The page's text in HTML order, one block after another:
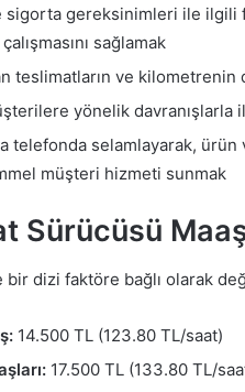
sigorta gereksinimleri ile
sağlamak
teslimatların ve kilometrenin
yönelik davranışlarla
telefonda selamlayarak, ürün
müşteri hizmeti sunmak
Sürücüsü
dizi faktöre bağlı olarak
14.500 TL (123.80 TL/saat)
17.500 TL (133.80 TL/